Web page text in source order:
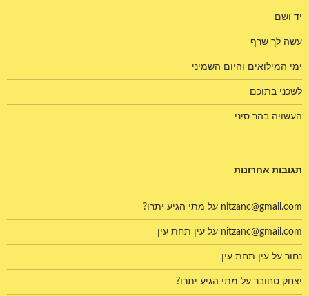
יד ושם
עשה לך שרף
ימי המילואים והיום השמיני
לשכני בתוכם
העשויה בהר סיני
תגובות אחרונות
nitzanc@gmail.com על מתי הגיע יתרו?
nitzanc@gmail.com על עין תחת עין
נחור על עין תחת עין
יצחק טחובר על מתי הגיע יתרו?